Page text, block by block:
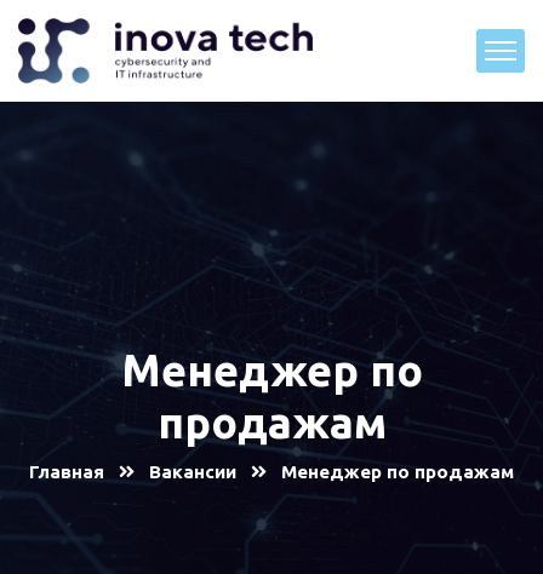
Менеджер по
продажам
Главная Вакансии Менеджер по продажам